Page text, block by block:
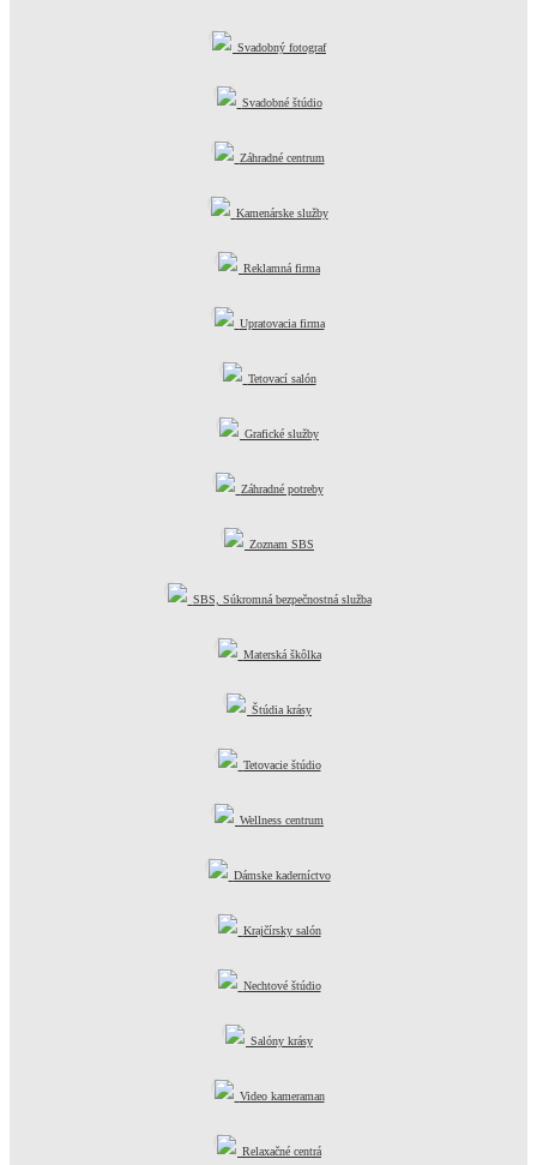
Svadobný fotograf
Svadobné štúdio
Záhradné centrum
Kamenárske služby
Reklamná firma
Upratovacia firma
Tetovací salón
Grafické služby
Záhradné potreby
Zoznam SBS
SBS, Súkromná bezpečnostná služba
Materská škôlka
Štúdia krásy
Tetovacie štúdio
Wellness centrum
Dámske kaderníctvo
Krajčírsky salón
Nechtové štúdio
Salóny krásy
Video kameraman
Relaxačné centrá